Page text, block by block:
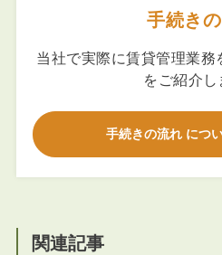
手続き
当社で実際に賃貸管理業務
をご紹介し
手続きの流れ につ
関連記事